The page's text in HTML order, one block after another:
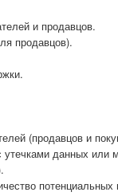
и продавцов.
продавцов).
(продавцов и
утечками данных или
потенциальных